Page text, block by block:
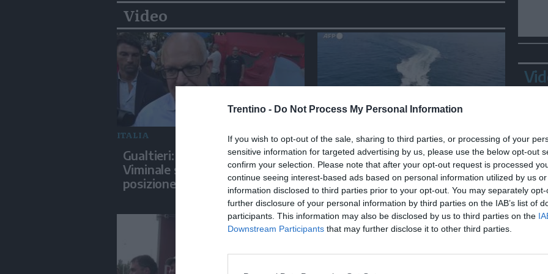
Trentino - Do Not Process My Personal Information
If you wish to opt-out of the sale, sharing to third parties, or processing of your
sensitive information for targeted advertising by us, please use the below opt-out
confirm your selection. Please note that after your opt-out request is processed
continue seeing interest-based ads based on personal information utilized by us
information disclosed to third parties prior to your opt-out. You may separately
further disclosure of your personal information by third parties on the IAB’s list of
participants. This information may also be disclosed by us to third parties on the
Downstream Participants that may further disclose it to other third parties.
Video
ITALIA
Gualtieri: "Responsabilità del
Viminale su Spin Time? La
posizione dei partiti è nota"
MONDO
Esercitazioni militari israeliane
nel Mediterraneo e nel Mar
Rosso